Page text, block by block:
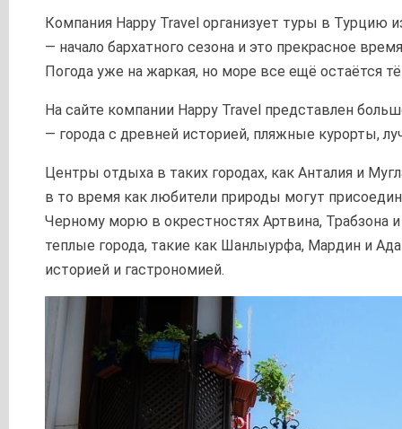
Компания Happy Travel организует туры в Турцию
— начало бархатного сезона и это прекрасное
Погода уже на жаркая, но море все ещё остаётся
На сайте компании Happy Travel представлен
— города с древней историей, пляжные курорты,
Центры отдыха в таких городах, как Анталия и
в то время как любители природы могут
Черному морю в окрестностях Артвина, Трабзона
теплые города, такие как Шанлыурфа, Мардин и
историей и гастрономией.